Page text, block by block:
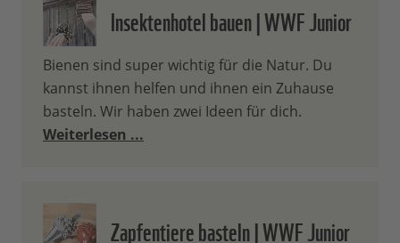
Insektenhotel bauen | WWF Junior
Bienen sind super wichtig für die Natur. Du
kannst ihnen helfen und ihnen ein Zuhause
basteln. Wir haben zwei Ideen für dich.
Weiterlesen ...
Zapfentiere basteln | WWF Junior